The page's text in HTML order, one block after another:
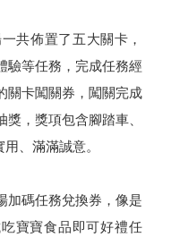
共佈置了五大關卡，
驗等任務，完成任務經
關卡闖關券，闖關完成
，獎項包含腳踏車、
、滿滿誠意。
加碼任務兌換券，像是
寶寶食品即可好禮任